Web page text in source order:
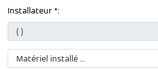
Installateur *: